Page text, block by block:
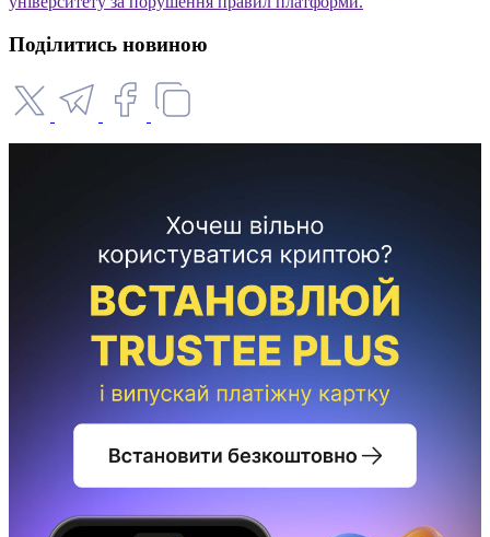
Поділитись новиною